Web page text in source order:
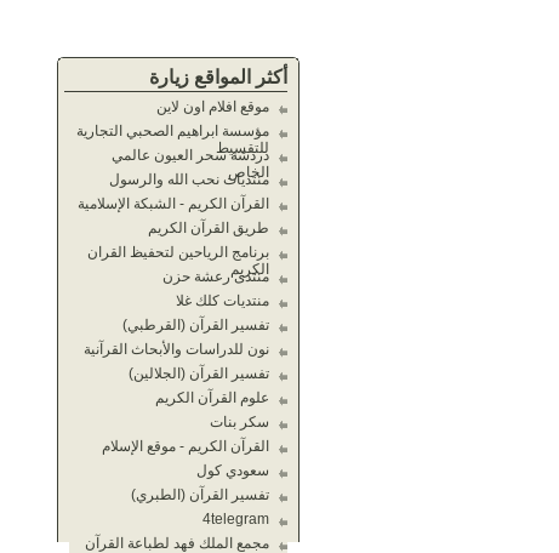
أكثر المواقع زيارة
موقع افلام اون لاين
مؤسسة ابراهيم الصحبي التجارية
للتقسيط
دردشة سحر العيون عالمي
الخاص
منتديات نحب الله والرسول
القرآن الكريم - الشبكة الإسلامية
طريق القرآن الكريم
برنامج الرياحين لتحفيظ القران
الكريم
منتدى رعشة حزن
منتديات كلك غلا
تفسير القرآن (القرطبي)
نون للدراسات والأبحاث القرآنية
تفسير القرآن (الجلالين)
علوم القرآن الكريم
سكر بنات
القرآن الكريم - موقع الإسلام
سعودي كول
تفسير القرآن (الطبري)
4telegram
مجمع الملك فهد لطباعة القرآن